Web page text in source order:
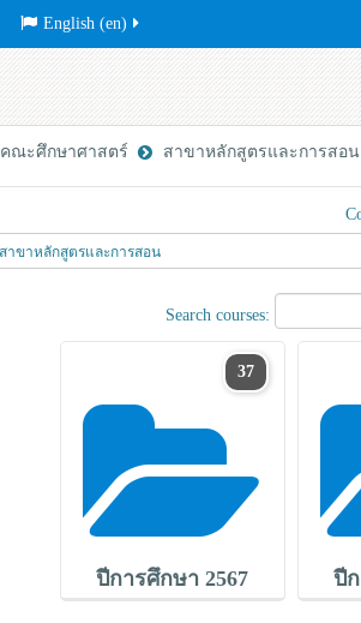
English ‎(en)‎
คณะศึกษาศาสตร์ สาขาหลักสูตรและการสอน
Search courses:
37
ปีการศึกษา 2567 ปี